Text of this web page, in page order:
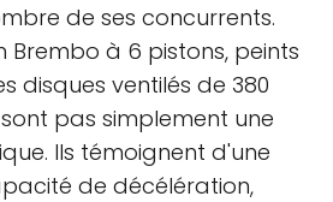
de ses concurrents.
Brembo à 6 pistons, peints
disques ventilés de 380
pas simplement une
Ils témoignent d'une
de décélération,